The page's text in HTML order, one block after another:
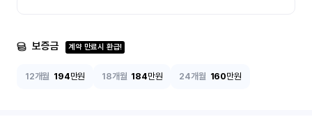
보증금 계약 만료시 환급!
12개월 194만원 18개월 184만원 24개월 160만원